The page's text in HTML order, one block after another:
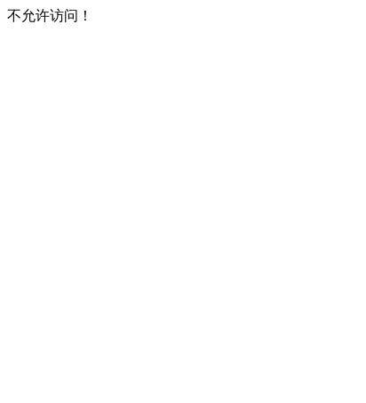
不允许访问！